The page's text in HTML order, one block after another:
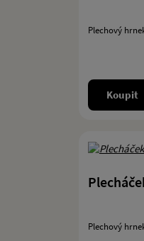
Plechový
Koupit
Plechový